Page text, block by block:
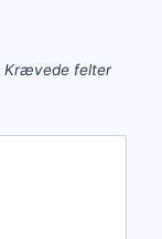
Krævede felter